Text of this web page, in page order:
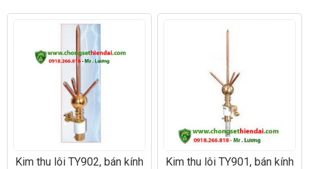
Kim thu lôi TY902, bán kính
Kim thu lôi TY901, bán kính